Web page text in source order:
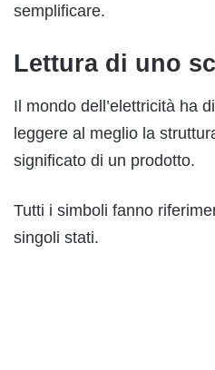
semplificare.
Lettura di uno
Il mondo dell’elettricità ha
leggere al meglio la
significato di un prodotto.
Tutti i simboli fanno
singoli stati.